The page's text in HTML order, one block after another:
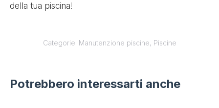
della tua piscina!
Categorie: Manutenzione piscine, Piscine
Potrebbero interessarti anche